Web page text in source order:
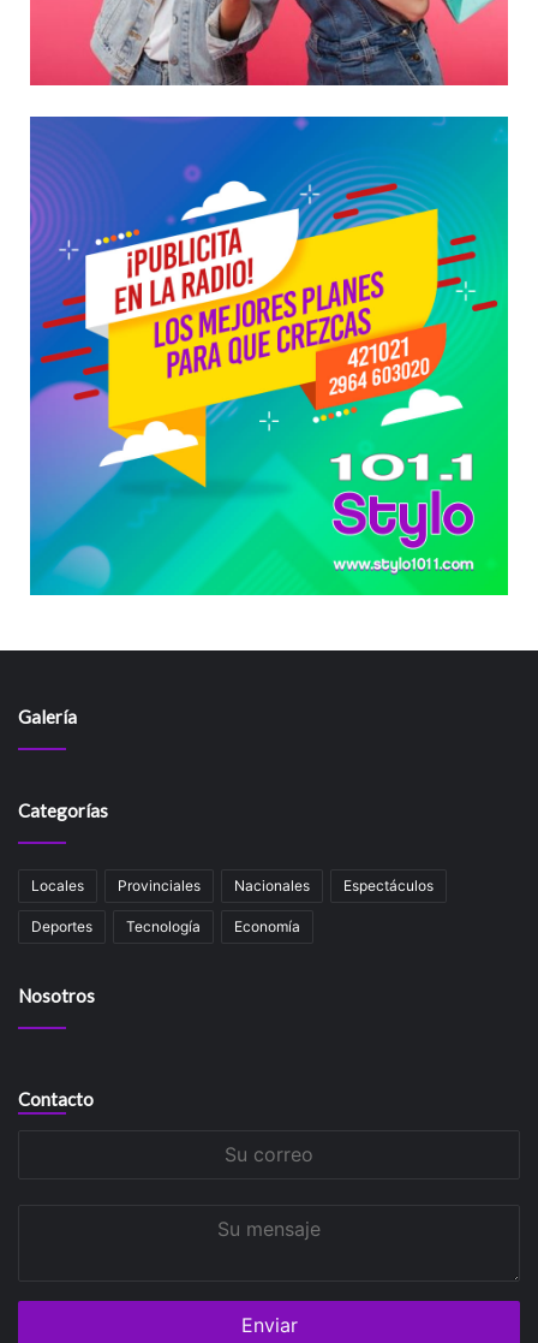
Galería
Categorías
Locales Provinciales Nacionales Espectáculos
Deportes Tecnología Economía
Nosotros
Contacto